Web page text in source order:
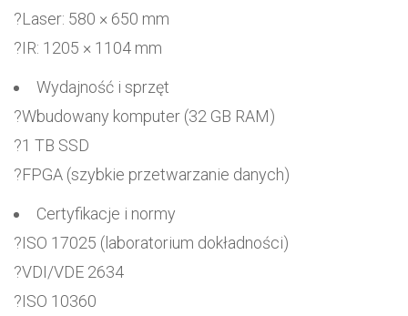
?Laser: 580 × 650 mm
?IR: 1205 × 1104 mm
Wydajność i sprzęt
?Wbudowany komputer (32 GB RAM)
?1 TB SSD
?FPGA (szybkie przetwarzanie danych)
Certyfikacje i normy
?ISO 17025 (laboratorium dokładności)
?VDI/VDE 2634
?ISO 10360